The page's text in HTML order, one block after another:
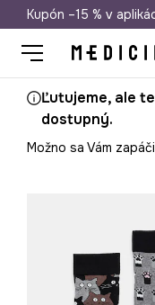
Kupón –15 % v
Ľutujeme, ale
dostupný.
Možno sa Vám